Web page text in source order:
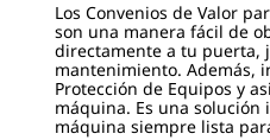
Los Convenios de Valor
son una manera fácil de
directamente a tu puerta,
mantenimiento. Además,
Protección de Equipos y
máquina. Es una
máquina siempre lista